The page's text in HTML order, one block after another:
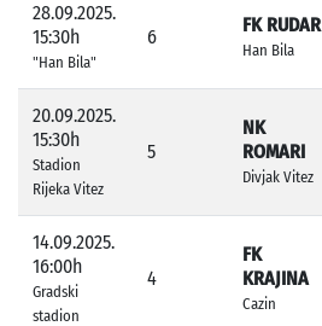
28.09.2025.
15:30h
"Han Bila"
6
FK RUDAR
Han Bila
20.09.2025.
15:30h
Stadion
Rijeka Vitez
5
NK
ROMARI
Divjak Vitez
14.09.2025.
16:00h
Gradski
stadion
4
FK
KRAJINA
Cazin